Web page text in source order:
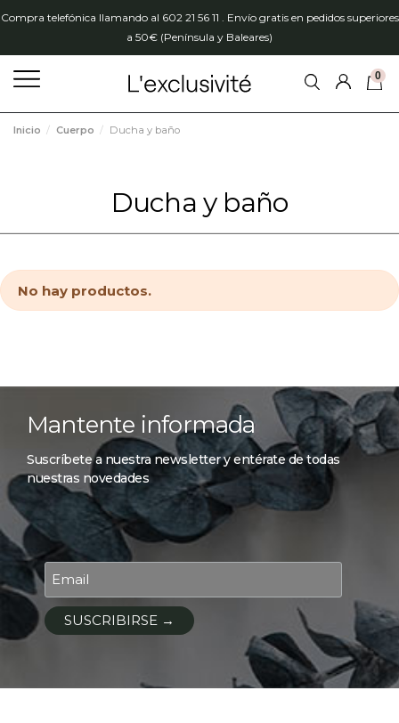
Compra telefónica llamando al 602 21 56 11 . Envío gratis en pedidos superiores
a 50€ (Península y Baleares)
0
Inicio Cuerpo Ducha y baño
Ducha y baño
No hay productos.
Mantente informada
Suscríbete a nuestra newsletter y entérate de todas
nuestras novedades